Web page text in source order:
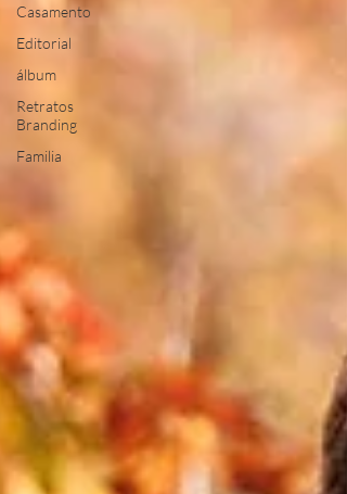
Casamento
Editorial
álbum
Retratos
Branding
Familia